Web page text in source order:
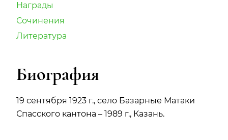
Награды
Сочинения
Литература
Биография
19 сентября 1923 г., село Базарные Матаки
Спасского кантона – 1989 г., Казань.